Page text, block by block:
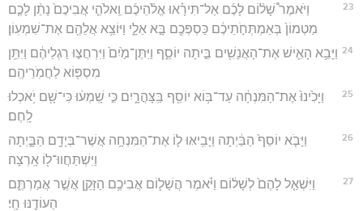
23
וַיֹּאמֶר֩ שָׁל֨וֹם לָכֶ֜ם אַל־תִּירָ֗אוּ אֱלֹ֨הֵיכֶ֜ם וֵֽאלֹהֵ֤י אֲבִיכֶם֙ נָתַ֨ן לָכֶ֤ם
מַטְמוֹן֙ בְּאַמְתְּחֹ֣תֵיכֶ֔ם כַּסְפְּכֶ֖ם בָּ֣א אֵלָ֑י וַיּוֹצֵ֥א אֲלֵהֶ֖ם אֶת־שִׁמְעֽוֹן׃
24 וַיָּבֵ֥א הָאִ֛ישׁ אֶת־הָאֲנָשִׁ֖ים בֵּ֣יתָה יוֹסֵ֑ף וַיִּתֶּן־מַ֙יִם֙ וַיִּרְחֲצ֣וּ רַגְלֵיהֶ֔ם וַיִּתֵּ֥ן
מִסְפּ֖וֹא לַחֲמֹֽרֵיהֶֽם׃
25
וַיָּכִ֙ינוּ֙ אֶת־הַמִּנְחָ֔ה עַד־בּ֥וֹא יוֹסֵ֖ף בַּֽצָּהֳרָ֑יִם כִּ֣י שָֽׁמְע֔וּ כִּי־שָׁ֖ם יֹ֥אכְלוּ
לָֽחֶם׃
26
וַיָּבֹ֤א יוֹסֵף֙ הַבַּ֔יְתָה וַיָּבִ֥יאּוּ ל֛וֹ אֶת־הַמִּנְחָ֥ה אֲשֶׁר־בְּיָדָ֖ם הַבָּ֑יְתָה
וַיִּשְׁתַּחֲווּ־ל֖וֹ אָֽרְצָה׃
27
וַיִּשְׁאַ֤ל לָהֶם֙ לְשָׁל֔וֹם וַיֹּ֗אמֶר הֲשָׁל֛וֹם אֲבִיכֶ֥ם הַזָּקֵ֖ן אֲשֶׁ֣ר אֲמַרְתֶּ֑ם
הַעוֹדֶ֖נּוּ חָֽי׃